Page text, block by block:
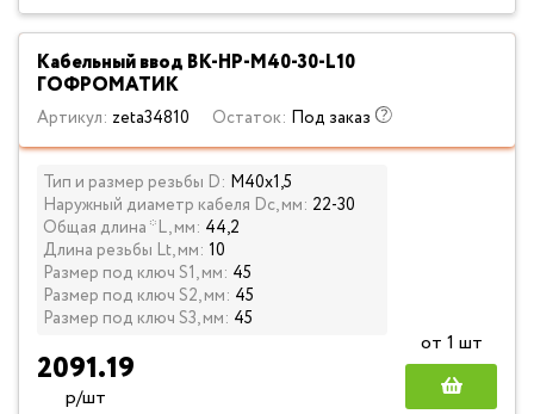
Кабельный ввод ВК-НР-М40-30-L10
ГОФРОМАТИК
Артикул: zeta34810 Остаток: Под заказ
Тип и размер резьбы D: М40х1,5
Наружный диаметр кабеля Dc, мм: 22-30
Общая длина *L, мм: 44,2
Длина резьбы Lt, мм: 10
Размер под ключ S1, мм: 45
Размер под ключ S2, мм: 45
Размер под ключ S3, мм: 45
2091.19
р/шт
от 1 шт